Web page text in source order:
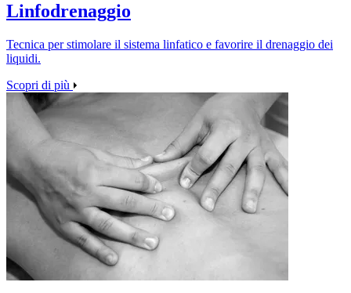
Linfodrenaggio
Tecnica per stimolare il sistema linfatico e favorire il drenaggio dei
liquidi.
Scopri di più